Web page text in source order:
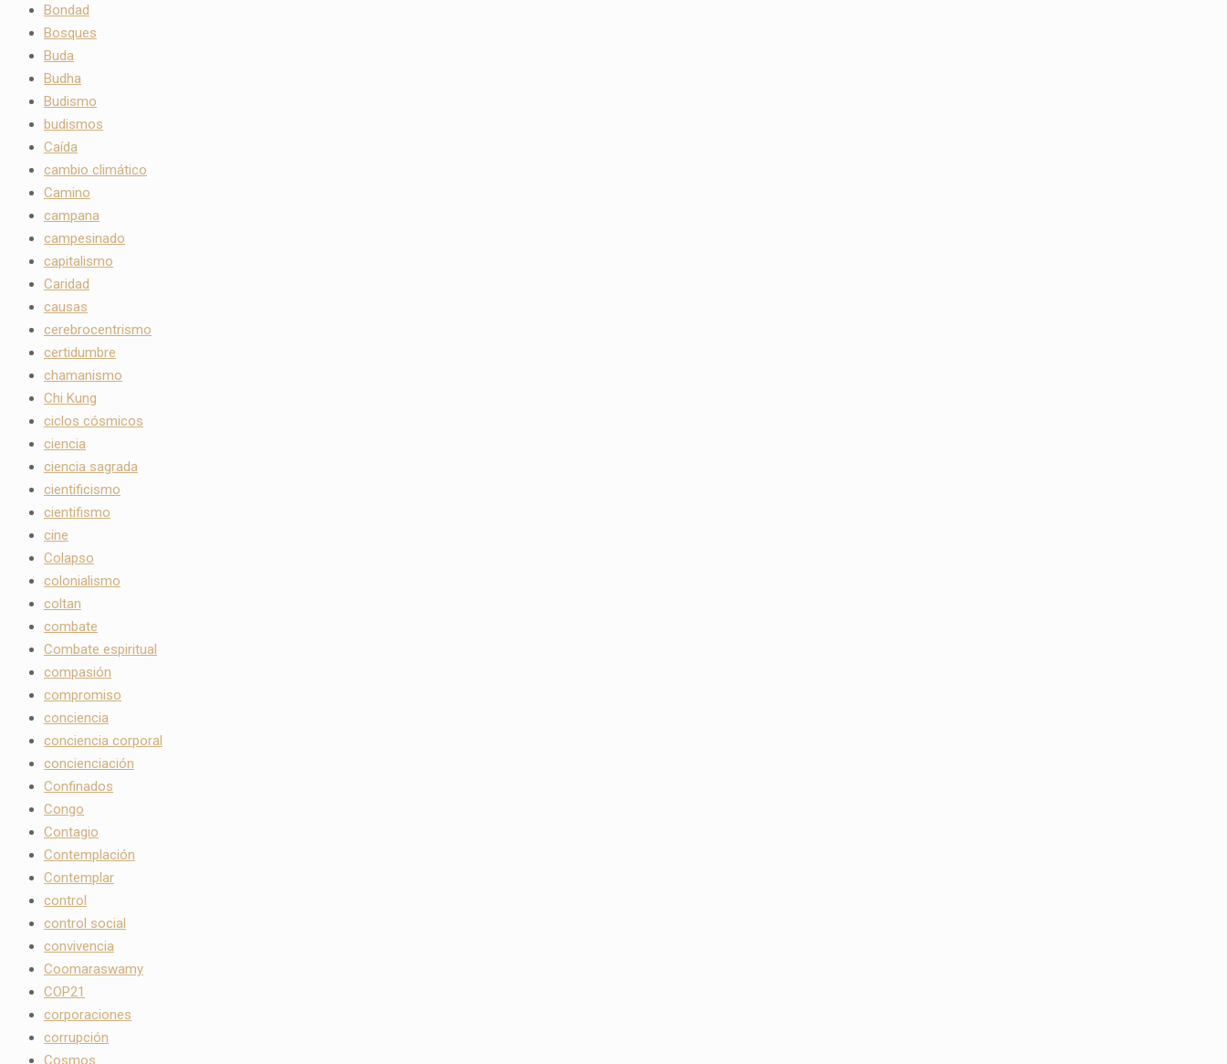
Bondad
Bosques
Buda
Budha
Budismo
budismos
Caída
cambio climático
Camino
campana
campesinado
capitalismo
Caridad
causas
cerebrocentrismo
certidumbre
chamanismo
Chi Kung
ciclos cósmicos
ciencia
ciencia sagrada
cientificismo
cientifismo
cine
Colapso
colonialismo
coltan
combate
Combate espiritual
compasión
compromiso
conciencia
conciencia corporal
concienciación
Confinados
Congo
Contagio
Contemplación
Contemplar
control
control social
convivencia
Coomaraswamy
COP21
corporaciones
corrupción
Cosmos